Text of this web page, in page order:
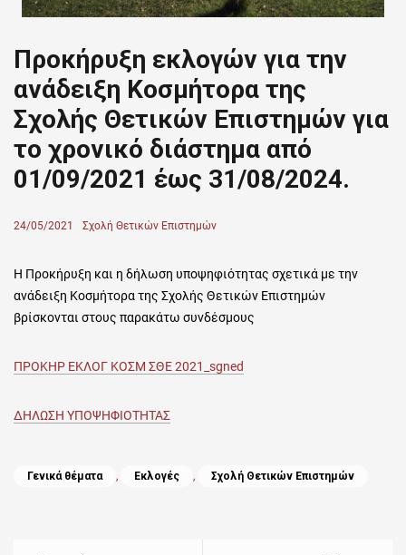
Προκήρυξη εκλογών για την
ανάδειξη Κοσμήτορα της
Σχολής Θετικών Επιστημών για
το χρονικό διάστημα από
01/09/2021 έως 31/08/2024.
Posted
24/05/2021 Author
Σχολή Θετικών Επιστημών
Η Προκήρυξη και η δήλωση υποψηφιότητας σχετικά με την
ανάδειξη Κοσμήτορα της Σχολής Θετικών Επιστημών
βρίσκονται στους παρακάτω συνδέσμους
ΠΡΟΚΗΡ ΕΚΛΟΓ ΚΟΣΜ ΣΘΕ 2021_sgned
ΔΗΛΩΣΗ ΥΠΟΨΗΦΙΟΤΗΤΑΣ
Categories
Γενικά θέματα , Εκλογές , Σχολή Θετικών Επιστημών